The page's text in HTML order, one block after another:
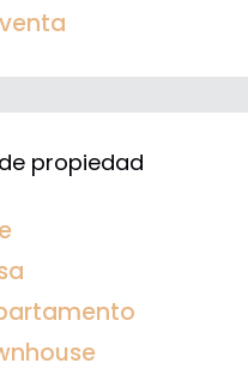
propiedad